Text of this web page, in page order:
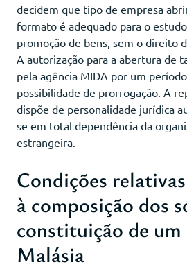
decidem que tipo de empresa
formato é adequado para o
promoção de bens, sem o direito
A autorização para a abertura de
pela agência MIDA por um
possibilidade de prorrogação. A
dispõe de personalidade jurídica
se em total dependência da
estrangeira.
Condições
à composição dos
constituição de um
Malásia